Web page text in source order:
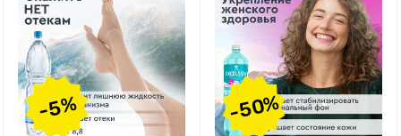
-5% -50%